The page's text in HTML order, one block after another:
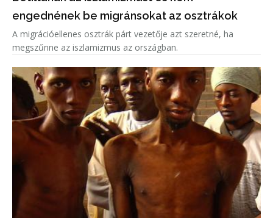
engednének be migránsokat az osztrákok
A migrációellenes osztrák párt vezetője azt szeretné, ha
megszűnne az iszlamizmus az országban.